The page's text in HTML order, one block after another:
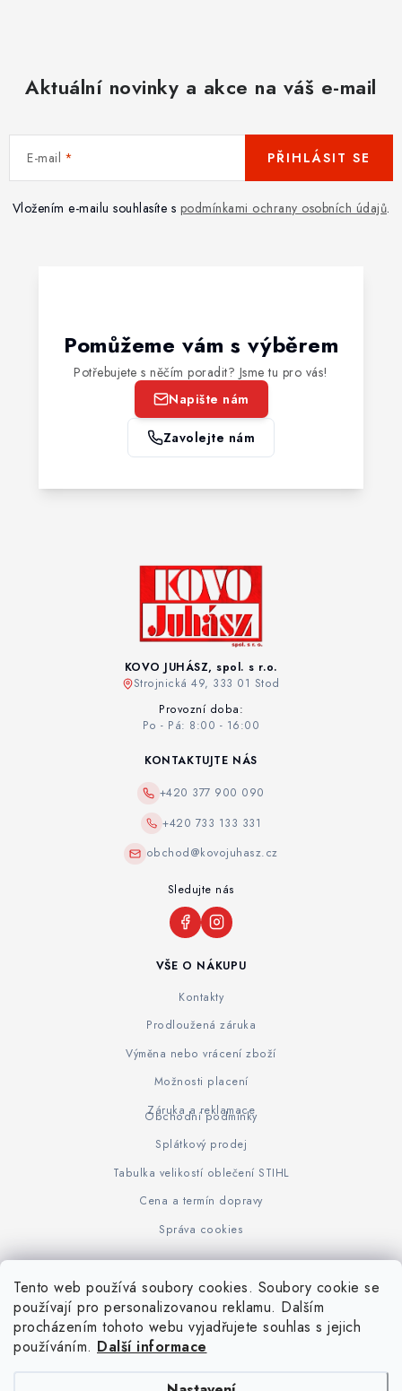
Tento web používá soubory cookies. Soubory cookie se
používají pro personalizovanou reklamu. Dalším
procházením tohoto webu vyjadřujete souhlas s jejich
používáním. Další informace
Aktuální novinky a akce na váš e-mail
E-mail
Vložením e-mailu souhlasíte s podmínkami ochrany osobních údajů.
PŘIHLÁSIT SE
Pomůžeme vám s výběrem
Potřebujete s něčím poradit? Jsme tu pro vás!
Napište nám
Zavolejte nám
KOVO JUHÁSZ, spol. s r.o.
Strojnická 49, 333 01 Stod
Provozní doba:
Po - Pá: 8:00 - 16:00
VŠE O NÁKUPU
Kontakty
Prodloužená záruka
Výměna nebo vrácení zboží
Možnosti placení
Záruka a reklamace
Obchodní podmínky
Splátkový prodej
Tabulka velikostí oblečení STIHL
Cena a termín dopravy
Správa cookies
KONTAKTUJTE NÁS
+420 377 900 090
+420 733 133 331
obchod@kovojuhasz.cz
Sledujte nás
www.KOVOJUHASZ.cz Výrobce STIHL STIHL Timbersport